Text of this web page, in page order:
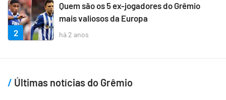
2
Quem são os 5 ex-jogadores do Grêmio
mais valiosos da Europa
há 2 anos
Últimas notícias do Grêmio